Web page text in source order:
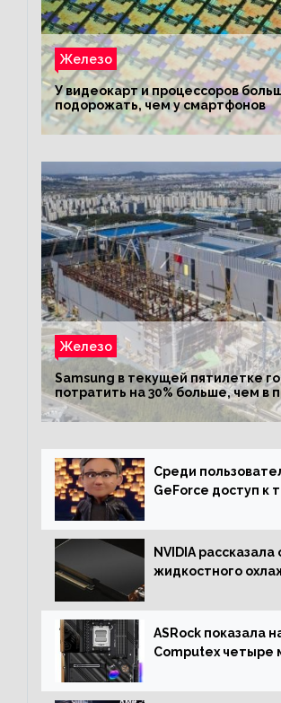
Железо
У видеокарт и процессоров
подорожать, чем у смартфонов
Железо
Samsung в текущей пятилетке
потратить на 30% больше, чем в
Среди
GeForce доступ к
NVIDIA рассказала
жидкостного
ASRock показала
Computex четыре
включая модели